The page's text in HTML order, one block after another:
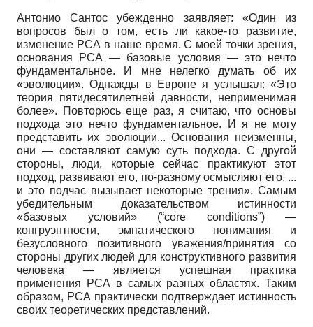
Антонио Сантос убежденно заявляет: «Один из
вопросов был о том, есть ли какое-то развитие,
изменение РСА в наше время. С моей точки зрения,
основания РСА — базовые условия — это нечто
фундаментальное. И мне нелегко думать об их
«эволюции». Однажды в Европе я услышал: «Это
теория пятидесятилетней давности, неприменимая
более». Повторюсь еще раз, я считаю, что основы
подхода это нечто фундаментальное. И я не могу
представить их эволюции... Основания неизменны,
они — составляют самую суть подхода. С другой
стороны, люди, которые сейчас практикуют этот
подход, развивают его, по-разному осмысляют его, ...
и это подчас вызывает некоторые трения». Самым
убедительным доказательством истинности
«базовых условий» (“core conditions”) —
конгруэнтности, эмпатического понимания и
безусловного позитивного уважения/принятия со
стороны других людей для конструктивного развития
человека — является успешная практика
применения РСА в самых разных областях. Таким
образом, РСА практически подтверждает истинность
своих теоретических представлений.